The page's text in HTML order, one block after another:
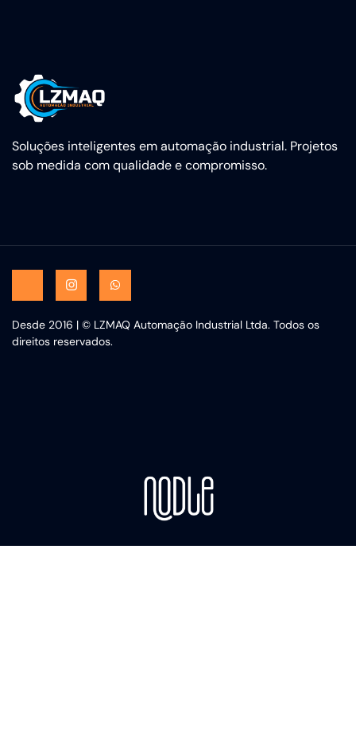
Soluções inteligentes em automação industrial. Projetos
sob medida com qualidade e compromisso.
Desde 2016 | © LZMAQ Automação Industrial Ltda. Todos os
direitos reservados.